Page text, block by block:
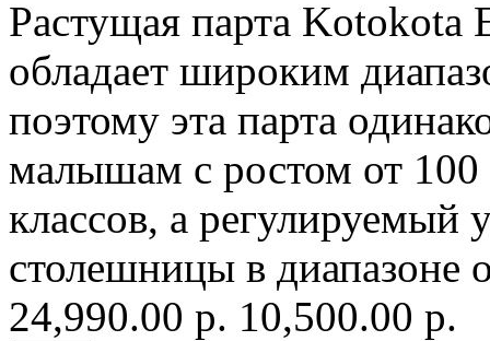
Растущая парта Kotokota
обладает широким
поэтому эта парта
малышам с ростом от
классов, а регулируемый
столешницы в диапазоне
24,990.00 р. 10,500.00 р.